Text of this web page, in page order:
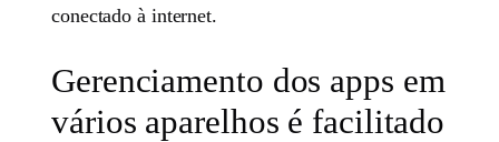
conectado à internet.
Gerenciamento dos apps em
vários aparelhos é facilitado